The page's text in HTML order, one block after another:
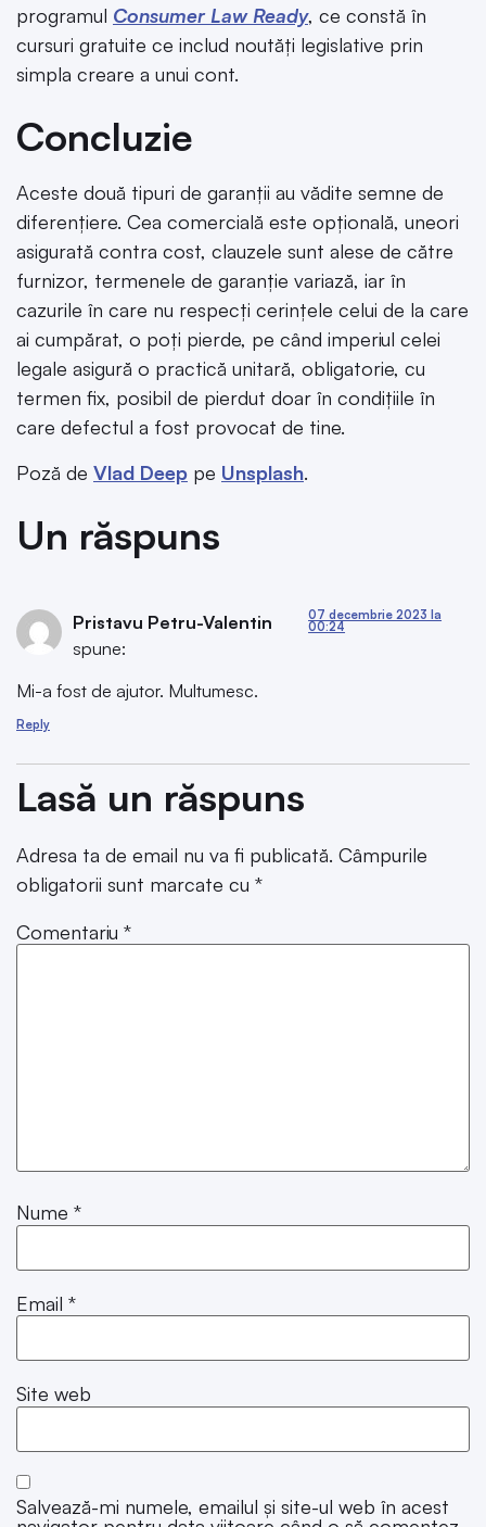
programul Consumer Law Ready, ce constă în
cursuri gratuite ce includ noutăți legislative prin
simpla creare a unui cont.
Concluzie
Aceste două tipuri de garanții au vădite semne de
diferențiere. Cea comercială este opțională, uneori
asigurată contra cost, clauzele sunt alese de către
furnizor, termenele de garanție variază, iar în
cazurile în care nu respecți cerințele celui de la care
ai cumpărat, o poți pierde, pe când imperiul celei
legale asigură o practică unitară, obligatorie, cu
termen fix, posibil de pierdut doar în condițiile în
care defectul a fost provocat de tine.
Poză de Vlad Deep pe Unsplash.
Un răspuns
Pristavu Petru-Valentin
spune:
07 decembrie 2023 la
00:24
Mi-a fost de ajutor. Multumesc.
Reply
Lasă un răspuns
Adresa ta de email nu va fi publicată. Câmpurile
obligatorii sunt marcate cu *
Comentariu *
Nume *
Email *
Site web
Salvează-mi numele, emailul și site-ul web în acest